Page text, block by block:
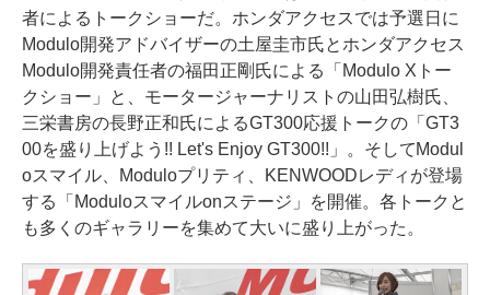
者によるトークショーだ。ホンダアクセスでは予選日に
Modulo開発アドバイザーの土屋圭市氏とホンダアクセス
Modulo開発責任者の福田正剛氏による「Modulo Xトー
クショー」と、モータージャーナリストの山田弘樹氏、
三栄書房の長野正和氏によるGT300応援トークの「GT3
00を盛り上げよう!! Let's Enjoy GT300!!」。そしてModul
oスマイル、Moduloプリティ、KENWOODレディが登場
する「Moduloスマイルonステージ」を開催。各トークと
も多くのギャラリーを集めて大いに盛り上がった。